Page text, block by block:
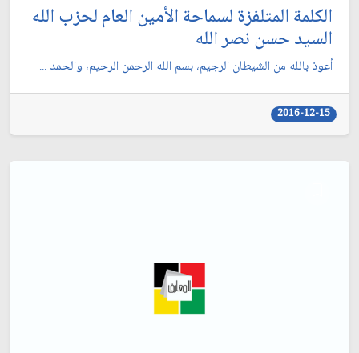
الكلمة المتلفزة لسماحة الأمين العام لحزب الله
السيد حسن نصر الله
أعوذ بالله من الشيطان الرجيم، بسم الله الرحمن الرحيم، والحمد ...
2016-12-15